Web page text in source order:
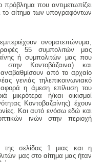
που αντιμετωπίζει
το αίτημα των υπογραφόντων
ονοματεπώνυμα,
55 συμπολιτών μας
ή συμπολιτών μας που
στην Κοντοβάζαινα) και
από το αρχαίο
γενιάς τηλεπικοινωνιακό
η άμεση επίλυση του
μικρότερα ή/και οικισμοί
Κοντοβαζαίνης) έχουν
Και αυτό ενόσω εδώ και
ινών στην περιοχή
σελίδας 1 μιας και η
μας στο αίτημα μας ήταν